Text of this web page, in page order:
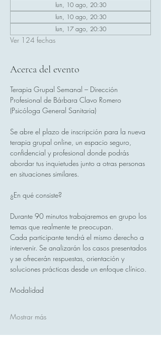
lun, 10 ago, 20:30
lun, 10 ago, 20:30
lun, 17 ago, 20:30
Ver 124 fechas
Acerca del evento
Terapia Grupal Semanal – Dirección
Profesional de Bárbara Clavo Romero
(Psicóloga General Sanitaria)
Se abre el plazo de inscripción para la nueva
terapia grupal online, un espacio seguro,
confidencial y profesional donde podrás
abordar tus inquietudes junto a otras personas
en situaciones similares.
¿En qué consiste?
Durante 90 minutos trabajaremos en grupo los
temas que realmente te preocupan.
Cada participante tendrá el mismo derecho a
intervenir. Se analizarán los casos presentados
y se ofrecerán respuestas, orientación y
soluciones prácticas desde un enfoque clínico.
Modalidad
Mostrar más